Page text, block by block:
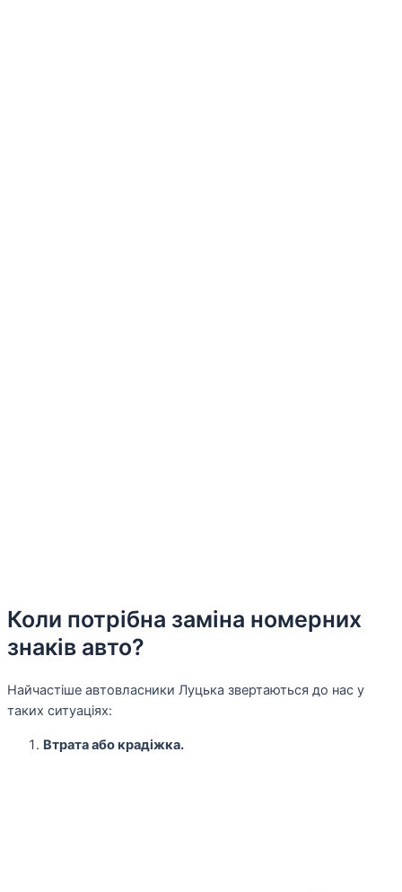
Коли потрібна заміна номерних
знаків авто?
Найчастіше автовласники Луцька звертаються до нас у
таких ситуаціях:
Втрата або крадіжка.